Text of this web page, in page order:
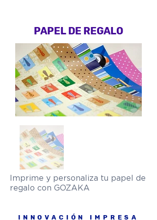
PAPEL DE REGALO
Imprime y personaliza tu papel de
regalo con GOZAKA
INNOVACIÓN IMPRESA